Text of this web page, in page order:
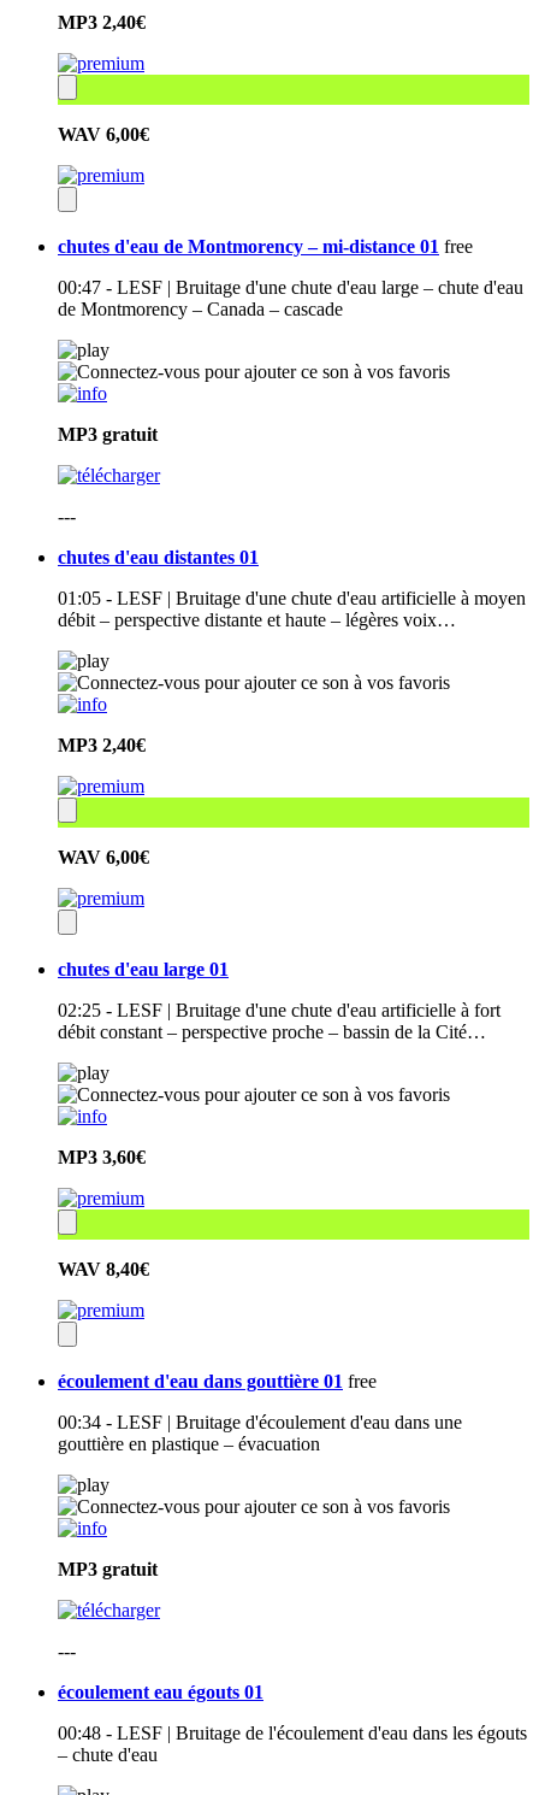
MP3 2,40€
WAV 6,00€
chutes d'eau de Montmorency – mi-distance 01 free
00:47 - LESF | Bruitage d'une chute d'eau large – chute d'eau
de Montmorency – Canada – cascade
MP3 gratuit
---
chutes d'eau distantes 01
01:05 - LESF | Bruitage d'une chute d'eau artificielle à moyen
débit – perspective distante et haute – légères voix…
MP3 2,40€
WAV 6,00€
chutes d'eau large 01
02:25 - LESF | Bruitage d'une chute d'eau artificielle à fort
débit constant – perspective proche – bassin de la Cité…
MP3 3,60€
WAV 8,40€
écoulement d'eau dans gouttière 01 free
00:34 - LESF | Bruitage d'écoulement d'eau dans une
gouttière en plastique – évacuation
MP3 gratuit
---
écoulement eau égouts 01
00:48 - LESF | Bruitage de l'écoulement d'eau dans les égouts
– chute d'eau